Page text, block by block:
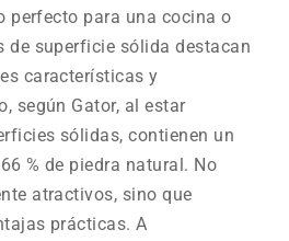
perfecto para una cocina o
de superficie sólida destacan
características y
según Gator, al estar
sólidas, contienen un
% de piedra natural. No
atractivos, sino que
prácticas. A